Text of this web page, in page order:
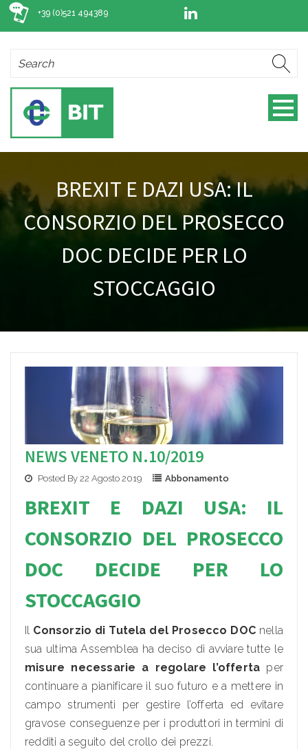
+39 (0)521 494389
BREXIT E DAZI USA: IL
CONSORZIO DEL PROSECCO
DOC DECIDE PER LO
STOCCAGGIO
NEWS VENETO N.10/2019
Posted By 22 Agosto 2019 Abbonamento
BREXIT E DAZI USA: IL
CONSORZIO DEL PROSECCO
DOC DECIDE PER LO
STOCCAGGIO
Il Consorzio di Tutela del Prosecco DOC nella
sua ultima Assemblea ha deciso di avviare tutte le
misure necessarie a regolare l’offerta per
continuare a pianificare il suo futuro e a mettere in
campo strumenti per gestire l’offerta ed evitare
gravose conseguenze per i produttori in termini di
redditi a seguito del crollo dei prezzi.